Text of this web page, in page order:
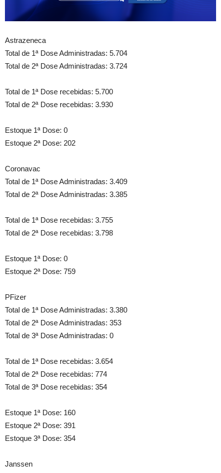
Astrazeneca
Total de 1ª Dose Administradas: 5.704
Total de 2ª Dose Administradas: 3.724
Total de 1ª Dose recebidas: 5.700
Total de 2ª Dose recebidas: 3.930
Estoque 1ª Dose: 0
Estoque 2ª Dose: 202
Coronavac
Total de 1ª Dose Administradas: 3.409
Total de 2ª Dose Administradas: 3.385
Total de 1ª Dose recebidas: 3.755
Total de 2ª Dose recebidas: 3.798
Estoque 1ª Dose: 0
Estoque 2ª Dose: 759
PFizer
Total de 1ª Dose Administradas: 3.380
Total de 2ª Dose Administradas: 353
Total de 3ª Dose Administradas: 0
Total de 1ª Dose recebidas: 3.654
Total de 2ª Dose recebidas: 774
Total de 3ª Dose recebidas: 354
Estoque 1ª Dose: 160
Estoque 2ª Dose: 391
Estoque 3ª Dose: 354
Janssen